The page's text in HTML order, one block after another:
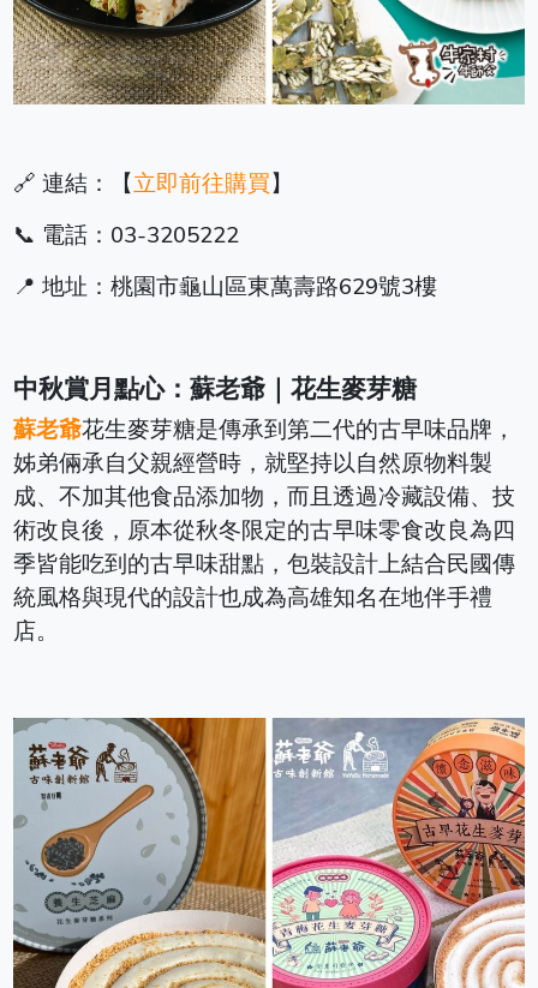
🔗 連結：【立即前往購買】
📞 電話：03-3205222
📍 地址：桃園市龜山區東萬壽路629號3樓
中秋賞月點心：蘇老爺｜花生麥芽糖
蘇老爺花生麥芽糖是傳承到第二代的古早味品牌，
姊弟倆承自父親經營時，就堅持以自然原物料製
成、不加其他食品添加物，而且透過冷藏設備、技
術改良後，原本從秋冬限定的古早味零食改良為四
季皆能吃到的古早味甜點，包裝設計上結合民國傳
統風格與現代的設計也成為高雄知名在地伴手禮
店。